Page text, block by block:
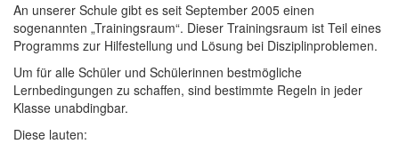
An unserer Schule gibt es seit September 2005 einen
sogenannten „Trainingsraum“. Dieser Trainingsraum ist Teil eines
Programms zur Hilfestellung und Lösung bei Disziplinproblemen.
Um für alle Schüler und Schülerinnen bestmögliche
Lernbedingungen zu schaffen, sind bestimmte Regeln in jeder
Klasse unabdingbar.
Diese lauten: